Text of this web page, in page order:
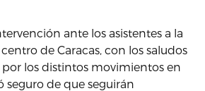
ante los asistentes a la
de Caracas, con los saludos
por los distintos movimientos en
seguro de que seguirán